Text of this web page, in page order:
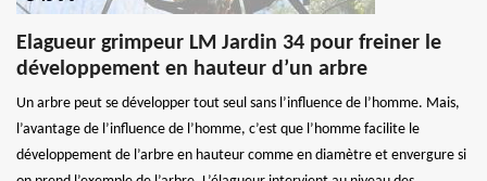
Elagueur grimpeur LM Jardin 34 pour freiner le
développement en hauteur d’un arbre
Un arbre peut se développer tout seul sans l’influence de l’homme. Mais,
l’avantage de l’influence de l’homme, c’est que l’homme facilite le
développement de l’arbre en hauteur comme en diamètre et envergure si